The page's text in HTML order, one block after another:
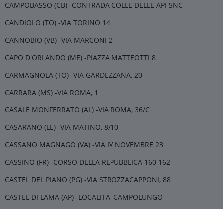
CAMPOBASSO (CB) -CONTRADA COLLE DELLE API SNC
CANDIOLO (TO) -VIA TORINO 14
CANNOBIO (VB) -VIA MARCONI 2
CAPO D'ORLANDO (ME) -PIAZZA MATTEOTTI 8
CARMAGNOLA (TO) -VIA GARDEZZANA, 20
CARRARA (MS) -VIA ROMA, 1
CASALE MONFERRATO (AL) -VIA ROMA, 36/C
CASARANO (LE) -VIA MATINO, 8/10
CASSANO MAGNAGO (VA) -VIA IV NOVEMBRE 23
CASSINO (FR) -CORSO DELLA REPUBBLICA 160 162
CASTEL DEL PIANO (PG) -VIA STROZZACAPPONI, 88
CASTEL DI LAMA (AP) -LOCALITA' CAMPOLUNGO